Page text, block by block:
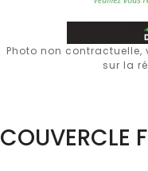
Photo non
sur la
COUVERCLE